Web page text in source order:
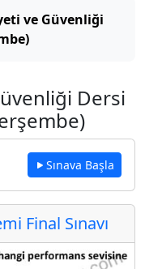
ve Güvenliği
Dersi
Sınava Başla
Final Sınavı